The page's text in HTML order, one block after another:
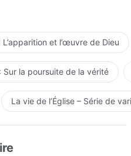
et l’œuvre de Dieu
Sur la poursuite de la vérité
La vie de l’Église – Série de